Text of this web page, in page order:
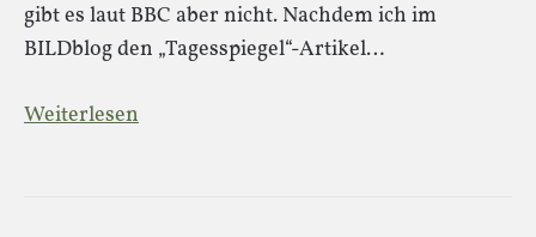
gibt es laut BBC aber nicht. Nachdem ich im
BILDblog den „Tagesspiegel“-Artikel…
Weiterlesen